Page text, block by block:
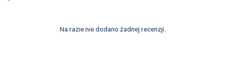
Na razie nie dodano żadnej recenzji.